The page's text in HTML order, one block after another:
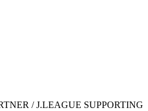
/ J.LEAGUE SUPPORTING